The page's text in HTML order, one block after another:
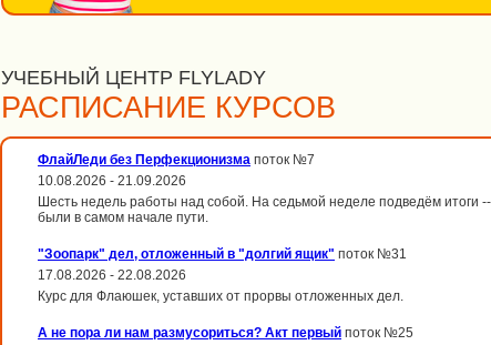
УЧЕБНЫЙ ЦЕНТР FLYLADY
РАСПИСАНИЕ КУРСОВ
ФлайЛеди без Перфекционизма поток №7
10.08.2026 - 21.09.2026
Шесть недель работы над собой. На седьмой неделе подведём итоги
были в самом начале пути.
"Зоопарк" дел, отложенный в "долгий ящик" поток №31
17.08.2026 - 22.08.2026
Курс для Флаюшек, уставших от прорвы отложенных дел.
А не пора ли нам размусориться? Акт первый поток №25